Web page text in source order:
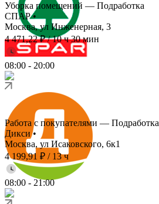
Уборка помещений — Подработка
СПАР•
Москва, ул Инженерная, 3
4 471,22 ₽/10 ч 30 мин
08:00 - 20:00
Работа с покупателями — Подработка
Дикси•
Москва, ул Исаковского, 6к1
4 199,91 ₽ / 13 ч
08:00 - 21:00